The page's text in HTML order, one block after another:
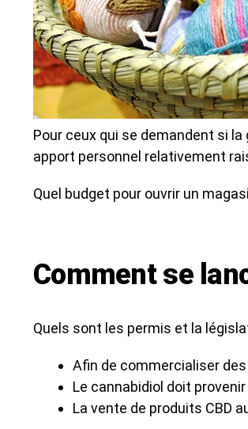
Pour ceux qui se demandent si
apport personnel relativement
Quel budget pour ouvrir un
Comment se
Quels sont les permis et la
Afin de commercialiser des
Le cannabidiol doit
La vente de produits CBD